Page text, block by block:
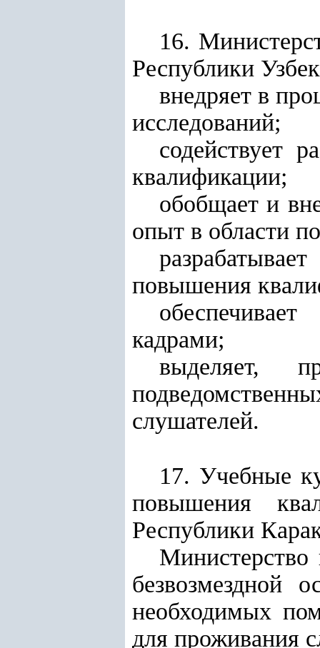
16.
Республики
внедряет в
исследований;
содействует
квалификации;
обобщает и
опыт в области
повышения
кадрами;
выделяет,
слушателей.
17. Учебные
повышения
Республики
Министерство
безвозмездной
необходимых
для проживания